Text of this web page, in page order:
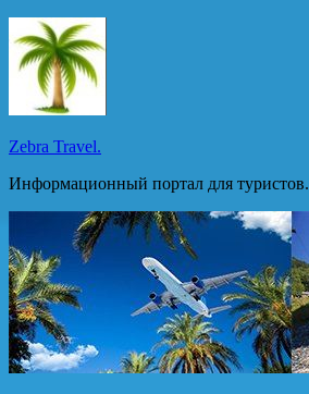
Перейти
к
содержимому
Zebra Travel.
Информационный портал для туристов.